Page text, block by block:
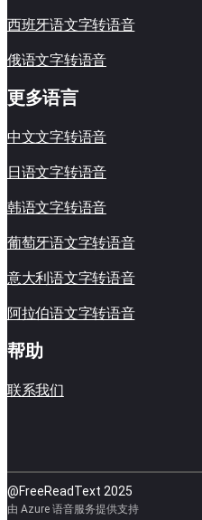
西班牙语文字转语音
俄语文字转语音
更多语言
中文文字转语音
日语文字转语音
韩语文字转语音
葡萄牙语文字转语音
意大利语文字转语音
阿拉伯语文字转语音
帮助
联系我们
@FreeReadText 2025
由 Azure 语音服务提供支持